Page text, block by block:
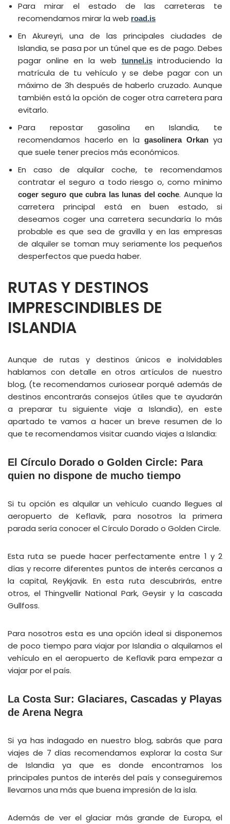
Para mirar el estado de las carreteras te
recomendamos mirar la web road.is
En Akureyri, una de las principales ciudades de
Islandia, se pasa por un túnel que es de pago. Debes
pagar online en la web
tunnel.isintroduciendo la
matrícula de tu vehículo y se debe pagar con un
máximo de 3h después de haberlo cruzado. Aunque
también está la opción de coger otra carretera para
evitarlo.
Para repostar gasolina en Islandia, te
recomendamos hacerlo en la gasolinera Orkanya
que suele tener precios más económicos.
En caso de alquilar coche, te recomendamos
contratar el seguro a todo riesgo o, como mínimo
coger seguro que cubra las lunas del coche. Aunque la
carretera principal está en buen estado, si
deseamos coger una carretera secundaría lo más
probable es que sea de gravilla y en las empresas
de alquiler se toman muy seriamente los pequeños
desperfectos que pueda haber.
RUTAS Y DESTINOS
IMPRESCINDIBLES DE
ISLANDIA
Aunque de rutas y destinos únicos e inolvidables
hablamos con detalle en otros artículos de nuestro
blog, (te recomendamos curiosear porqué además de
destinos encontrarás consejos útiles que te ayudarán
a preparar tu siguiente viaje a Islandia), en este
apartado te vamos a hacer un breve resumen de lo
que te recomendamos visitar cuando viajes a Islandia:
El Círculo Dorado o Golden Circle: Para
quien no dispone de mucho tiempo
Si tu opción es alquilar un vehículo cuando llegues al
aeropuerto de Keflavik, para nosotros la primera
parada sería conocer el Círculo Dorado o Golden Circle.
Esta ruta se puede hacer perfectamente entre 1 y 2
días y recorre diferentes puntos de interés cercanos a
la capital, Reykjavik. En esta ruta descubrirás, entre
otros, el Thingvellir National Park, Geysir y la cascada
Gullfoss.
Para nosotros esta es una opción ideal si disponemos
de poco tiempo para viajar por Islandia o alquilamos el
vehículo en el aeropuerto de Keflavik para empezar a
viajar por el país.
La Costa Sur: Glaciares, Cascadas y Playas
de Arena Negra
Si ya has indagado en nuestro blog, sabrás que para
viajes de 7 días recomendamos explorar la costa Sur
de Islandia ya que es donde encontramos los
principales puntos de interés del país y conseguiremos
llevarnos una más que buena impresión de la isla.
Además de ver el glaciar más grande de Europa, el